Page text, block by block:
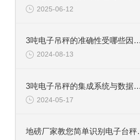
2025-06-12
3吨电子吊秤的准确性受哪些因素影响？
2024-08-13
3吨电子吊秤的集成系统与数据分析
2024-05-17
地磅厂家